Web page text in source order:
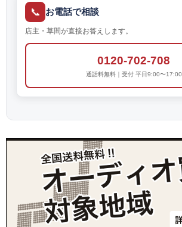
📞 お電話で相談
店主・草間が直接お答えします。
0120-702-708
通話料無料｜受付 平日9:00〜17:00